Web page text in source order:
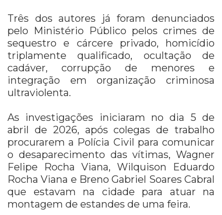
Três dos autores já foram denunciados
pelo Ministério Público pelos crimes de
sequestro e cárcere privado, homicídio
triplamente qualificado, ocultação de
cadáver, corrupção de menores e
integração em organização criminosa
ultraviolenta.
As investigações iniciaram no dia 5 de
abril de 2026, após colegas de trabalho
procurarem a Polícia Civil para comunicar
o desaparecimento das vítimas, Wagner
Felipe Rocha Viana, Wilquison Eduardo
Rocha Viana e Breno Gabriel Soares Cabral
que estavam na cidade para atuar na
montagem de estandes de uma feira.